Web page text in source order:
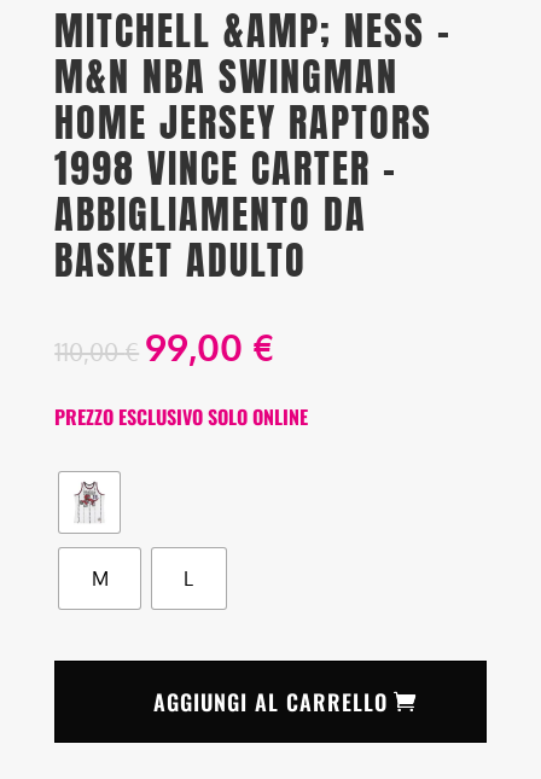
MITCHELL &AMP; NESS –
M&N NBA SWINGMAN
HOME JERSEY RAPTORS
1998 VINCE CARTER –
ABBIGLIAMENTO DA
BASKET ADULTO
110,00€ 99,00 €
PREZZO ESCLUSIVO SOLO ONLINE
M L
AGGIUNGI AL CARRELLO